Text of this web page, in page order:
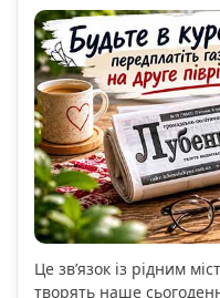
Це зв’язок із рідним
творять наше